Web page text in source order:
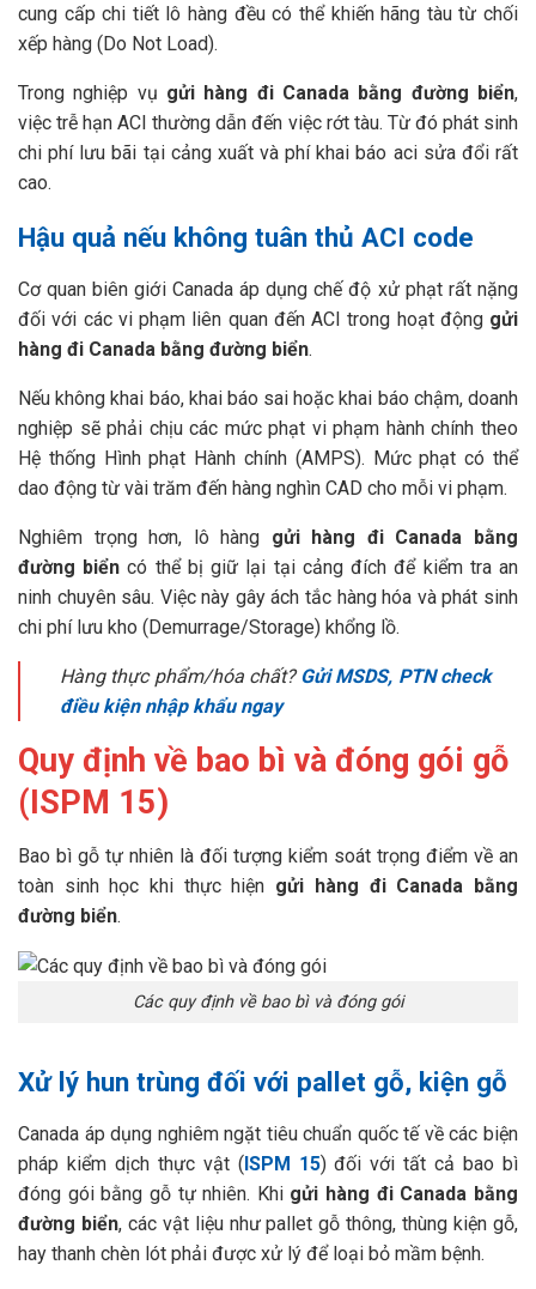
cung cấp chi tiết lô hàng đều có thể khiến hãng tàu từ chối
xếp hàng (Do Not Load).
Trong nghiệp vụ gửi hàng đi Canada bằng đường biển,
việc trễ hạn ACI thường dẫn đến việc rớt tàu. Từ đó phát sinh
chi phí lưu bãi tại cảng xuất và phí khai báo aci sửa đổi rất
cao.
Hậu quả nếu không tuân thủ ACI code
Cơ quan biên giới Canada áp dụng chế độ xử phạt rất nặng
đối với các vi phạm liên quan đến ACI trong hoạt động gửi
hàng đi Canada bằng đường biển.
Nếu không khai báo, khai báo sai hoặc khai báo chậm, doanh
nghiệp sẽ phải chịu các mức phạt vi phạm hành chính theo
Hệ thống Hình phạt Hành chính (AMPS). Mức phạt có thể
dao động từ vài trăm đến hàng nghìn CAD cho mỗi vi phạm.
Nghiêm trọng hơn, lô hàng gửi hàng đi Canada bằng
đường biển có thể bị giữ lại tại cảng đích để kiểm tra an
ninh chuyên sâu. Việc này gây ách tắc hàng hóa và phát sinh
chi phí lưu kho (Demurrage/Storage) khổng lồ.
Hàng thực phẩm/hóa chất?Gửi MSDS, PTN check
điều kiện nhập khẩu ngay
Quy định về bao bì và đóng gói gỗ
(ISPM 15)
Bao bì gỗ tự nhiên là đối tượng kiểm soát trọng điểm về an
toàn sinh học khi thực hiện gửi hàng đi Canada bằng
đường biển.
Các quy định về bao bì và đóng gói
Xử lý hun trùng đối với pallet gỗ, kiện gỗ
Canada áp dụng nghiêm ngặt tiêu chuẩn quốc tế về các biện
pháp kiểm dịch thực vật ( ISPM 15) đối với tất cả bao bì
đóng gói bằng gỗ tự nhiên. Khigửi hàng đi Canada bằng
đường biển, các vật liệu như pallet gỗ thông, thùng kiện gỗ,
hay thanh chèn lót phải được xử lý để loại bỏ mầm bệnh.